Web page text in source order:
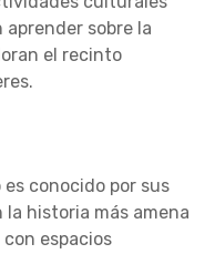
sobre la
el recinto
es conocido por sus
historia más amena
espacios